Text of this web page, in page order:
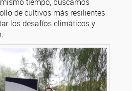
de cultivos más resilientes
los desafíos climáticos y